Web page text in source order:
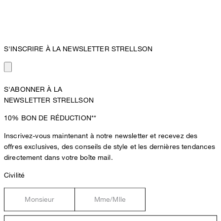
S'INSCRIRE À LA NEWSLETTER STRELLSON
S'ABONNER À LA
NEWSLETTER STRELLSON
10% BON DE RÉDUCTION**
Inscrivez-vous maintenant à notre newsletter et recevez des
offres exclusives, des conseils de style et les dernières tendances
directement dans votre boîte mail.
Civilité
Monsieur Mme/Mlle